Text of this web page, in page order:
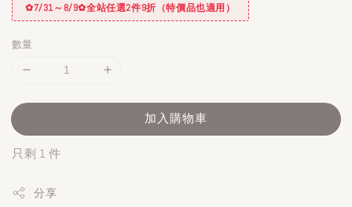
✿7/31～8/9✿全站任選2件9折（特價品也適用）
數量
加入購物車
只剩 1 件
分享